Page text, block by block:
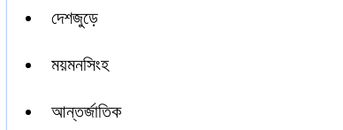
দেশজুড়ে
ময়মনসিংহ
আন্তর্জাতিক